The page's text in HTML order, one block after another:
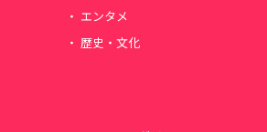
エンタメ
歴史・文化